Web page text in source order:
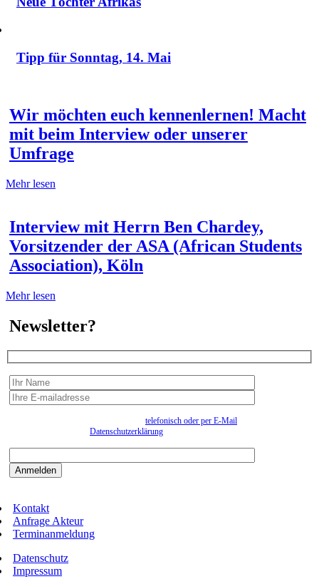
Tipp für Sonntag, 14. Mai
Wir möchten euch kennenlernen! Macht
mit beim Interview oder unserer
Umfrage
Mehr lesen
Interview mit Herrn Ben Chardey,
Vorsitzender der ASA (African Students
Association), Köln
Mehr lesen
Newsletter?
telefonisch oder per E-Mail
Datenschutzerklärung
Kontakt
Anfrage Akteur
Terminanmeldung
Datenschutz
Impressum